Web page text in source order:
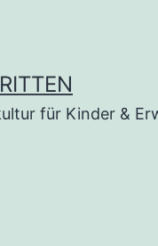
für Kinder &